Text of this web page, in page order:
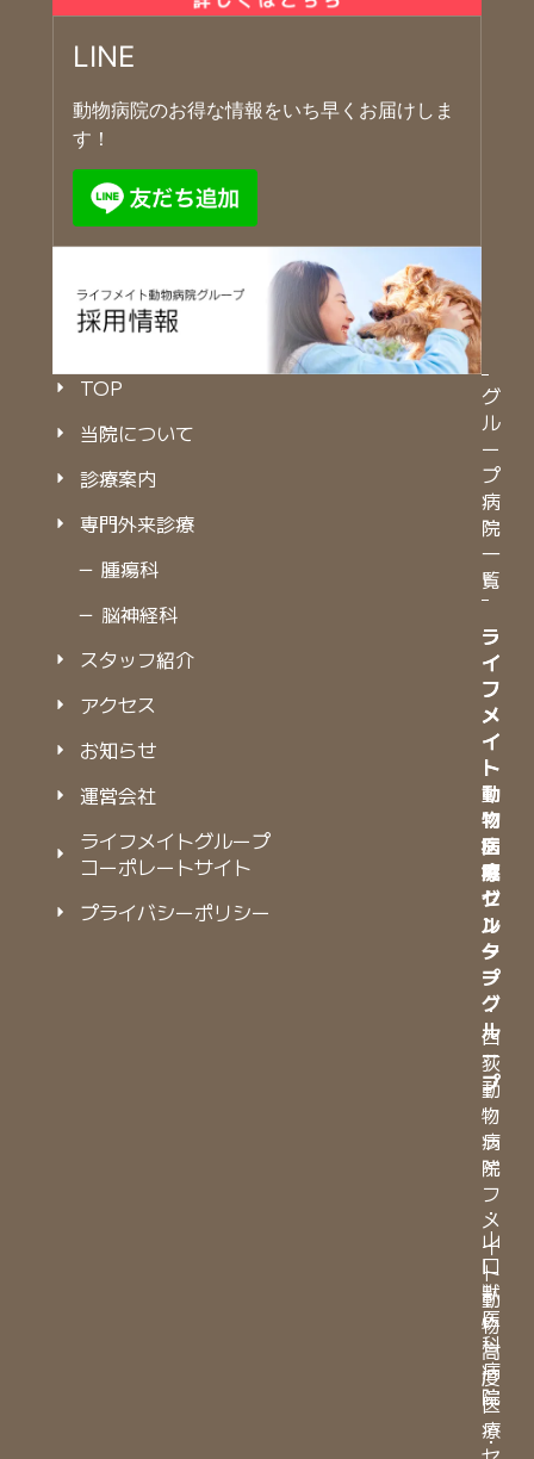
LINE
動物病院のお得な情報をいち早くお届けしま
す！
TOP
当院について
診療案内
専門外来診療
－ 腫瘍科
－ 脳神経科
スタッフ紹介
アクセス
お知らせ
運営会社
ライフメイトグループ
コーポレートサイト
プライバシーポリシー
グ
ル
ー
プ
病
院
一
覧
ラ
イ
フ
メ
イ
ト
動
物
病
院
グ
ル
ー
プ
・
西
荻
動
物
病
院
・
山
口
獣
医
科
病
院
・
ラ
イ
フ
メ
イ
ト
動
物
医
療
セ
ン
タ
ー
グ
ル
ー
プ
・
ラ
イ
フ
メ
イ
ト
動
物
高
度
医
療